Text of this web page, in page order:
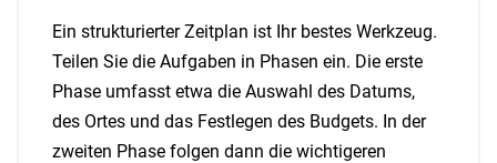
Ein strukturierter Zeitplan ist Ihr bestes Werkzeug.
Teilen Sie die Aufgaben in Phasen ein. Die erste
Phase umfasst etwa die Auswahl des Datums,
des Ortes und das Festlegen des Budgets. In der
zweiten Phase folgen dann die wichtigeren